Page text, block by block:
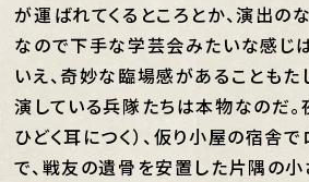
が運ばれてくるところとか、演出の
なので下手な学芸会みたいな感じ
いえ、奇妙な臨場感があることもた
演している兵隊たちは本物なのだ。
ひどく耳につく）、仮り小屋の宿舎
で、戦友の遺骨を安置した片隅の